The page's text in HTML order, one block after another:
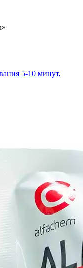
5-10 минут,